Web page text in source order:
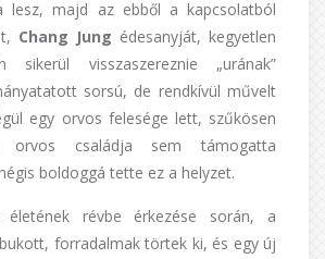
lesz, majd az ebből a kapcsolatból
Chang Jung édesanyját, kegyetlen
sikerül visszaszereznie „urának”
sorsú, de rendkívül művelt
egy orvos felesége lett, szűkösen
családja sem támogatta
boldoggá tette ez a helyzet.
életének révbe érkezése során, a
forradalmak törtek ki, és egy új